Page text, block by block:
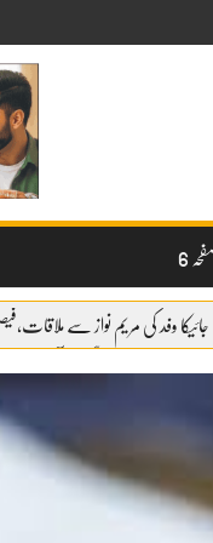
6
جائیکا وفد کی مریم نواز سے